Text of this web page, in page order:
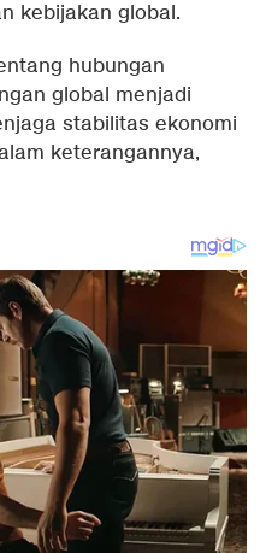
kebijakan global.
hubungan
global menjadi
stabilitas ekonomi
keterangannya,